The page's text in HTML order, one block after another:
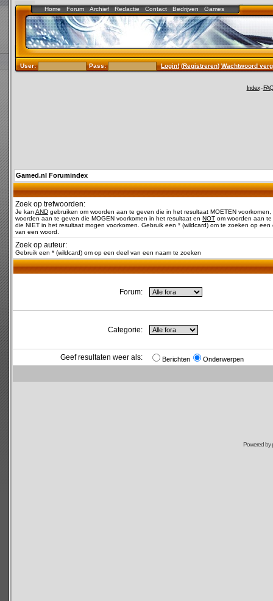
Home Forum Archief Redactie Contact Bedrijven Games
User: Pass: Login!(Registreren)Wachtwoord
Index-FAQ
Gamed.nl Forumindex
Zoek op trefwoorden:
Je kan AND gebruiken om woorden aan te geven die in het resultaat MOETEN voorkomen,
woorden aan te geven die MOGEN voorkomen in het resultaat en NOT om woorden aan
die NIET in het resultaat mogen voorkomen. Gebruik een * (wildcard) om te zoeken op een
van een woord.
Zoek op auteur:
Gebruik een * (wildcard) om op een deel van een naam te zoeken
Forum:
Categorie:
Geef resultaten weer als: Berichten Onderwerpen
Powered by